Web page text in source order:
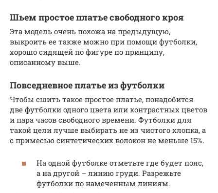
Шьем простое платье свободного кроя
Эта модель очень похожа на предыдущую,
выкроить ее также можно при помощи футболки,
хорошо сидящей по фигуре по принципу,
описанному выше.
Повседневное платье из футболки
Чтобы сшить такое простое платье, понадобится
две футболки одного цвета или контрастных цветов
и пара часов свободного времени. Футболки для
такой цели лучше выбирать не из чистого хлопка, а
с примесью синтетических волокон не меньше 15%.
На одной футболке отметьте где будет пояс,
а на другой – линию груди. Разрежьте
футболки по намеченным линиям.